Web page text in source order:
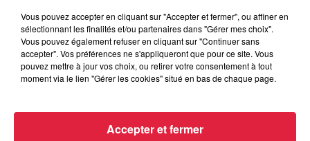
des paroles aussi bien authentiques, sincères ou irréelles
que politiques, ironiques ou amusantes.
Silent Highway a été crée pendant le confinement de 2020
entre Nantes, Rennes et Glasgow, et co-produit par Jimme
O’Neill souhaitait revenir aux sources de ce qui a forgé le
son des Silencers à savoir leur tout premier album A Letter
Vous pouvez accepter en cliquant sur "Accepter et fermer", ou affiner en
sélectionnant les finalités et/ou partenaires dans "Gérer mes choix".
Vous pouvez également refuser en cliquant sur "Continuer sans
accepter". Vos préférences ne s'appliqueront que pour ce site. Vous
pouvez mettre à jour vos choix, ou retirer votre consentement à tout
moment via le lien "Gérer les cookies" situé en bas de chaque page.
Accepter et fermer